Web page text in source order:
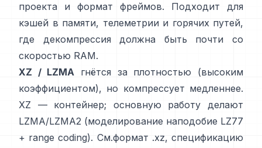
проекта
и формат фреймов. Подходит для
кэшей в памяти, телеметрии и горячих путей,
где декомпрессия должна быть почти со
скоростью RAM.
XZ / LZMA гнётся за плотностью (высоким
коэффициентом), но компрессует медленнее.
XZ — контейнер; основную работу делают
LZMA/LZMA2 (моделирование наподобие LZ77
+ range coding). См.формат .xz, спецификацию